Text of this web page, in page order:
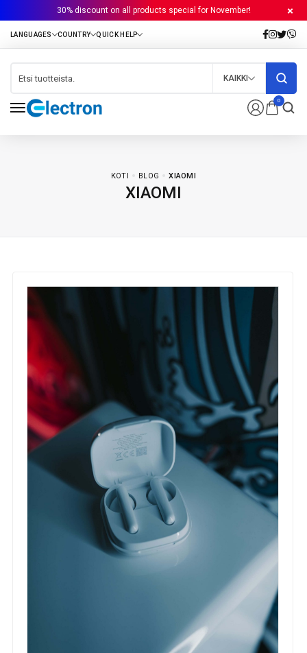
30% discount on all products special for November!
0
KAIKKI
KOTI BLOG XIAOMI
XIAOMI